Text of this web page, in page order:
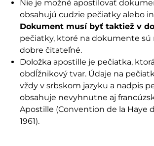
Nie je možné apostilovať
obsahujú cudzie pečiatky alebo
Dokument musí byť taktiež v
pečiatky, ktoré na dokumente sú
dobre čitateľné.
Doložka apostille je pečiatka,
obdĺžnikový tvar. Údaje na
vždy v srbskom jazyku a nadpis
obsahuje nevyhnutne aj
Apostille (Convention de la Haye
1961).